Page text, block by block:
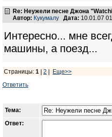
Re: Неужели песне Джона
Автор: Кукумалу Дата: 10.01.07
Интересно... мне
машины, а поезд...
Страницы: 1 2
Еще>>
Ответить
Тема:
Ответ: